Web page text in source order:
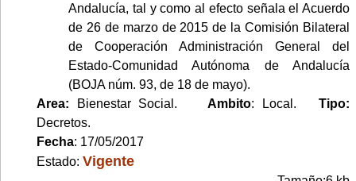
Andalucía, tal y como al efecto señala el Acuerdo
de 26 de marzo de 2015 de la Comisión Bilateral
de Cooperación Administración General del
Estado-Comunidad Autónoma de Andalucía
(BOJA núm. 93, de 18 de mayo).
Area: Bienestar Social. Ambito: Local. Tipo:
Decretos.
Fecha: 17/05/2017
Estado: Vigente